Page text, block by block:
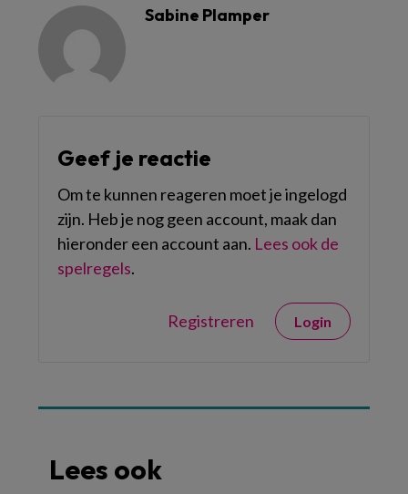
Sabine Plamper
Geef je reactie
Om te kunnen reageren moet je ingelogd
zijn. Heb je nog geen account, maak dan
hieronder een account aan. Lees ook de
spelregels.
Registreren Login
Lees ook